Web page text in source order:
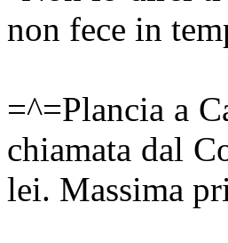
non fece in
=^=Plancia a
chiamata dal
lei. Massima